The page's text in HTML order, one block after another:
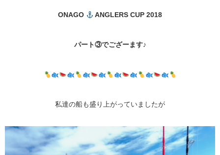
ONAGO ANGLERS CUP 2018
パート③でござーます♪
私達の船も盛り上がっていましたが